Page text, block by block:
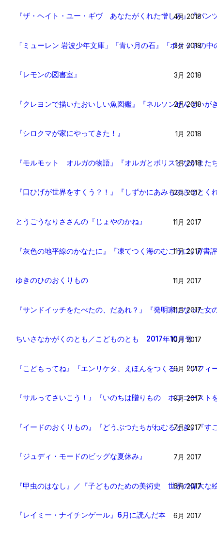
『ザ・ヘイト・ユー・ギヴ あなたがくれた憎しみ』『パン
4月 2018
「ミューレン 岩波少年文庫」『青い月の石』『ポケットの
3月 2018
『レモンの図書室』 3月 2018
『クレヨンで描いたおいしい魚図鑑』『ネルソンせんせ
2月 2018
『シロクマが家にやってきた！』 1月 2018
『モルモット オルガの物語』『オルガとボリスとなかま
1月 2018
『口ひげが世界をすくう？！』『しずかにあみものさせと
12月 2017
とうごうなりささんの『じょやのかね』 11月 2017
『灰色の地平線のかなたに』『凍てつく海のむこうに』//書
11月 2017
ゆきのひのおくりもの 11月 2017
『サンドイッチをたべたの、だあれ？』『発明家になった
11月 2017
ちいさなかがくのとも／こどものとも 2017年10月号
10月 2017
『こどもってね』『エンリケタ、えほんをつくる』『ソフ
9月 2017
『サルってさいこう！』『いのちは贈りもの ホロコース
9月 2017
『イードのおくりもの』『どうぶつたちがねむるとき』『
7月 2017
『ジュディ・モードのビッグな夏休み』 7月 2017
『甲虫のはなし』／『子どものための美術史 世界の偉大な
6月 2017
『レイミー・ナイチンゲール』6月に読んだ本 6月 2017